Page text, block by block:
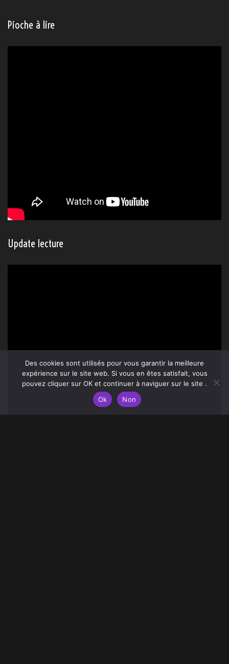
Pioche à lire
Update lecture
Des cookies sont utilisés pour vous garantir la meilleure
expérience sur le site web. Si vous en êtes satisfait, vous
pouvez cliquer sur OK et continuer à naviguer sur le site .
Ok
Non